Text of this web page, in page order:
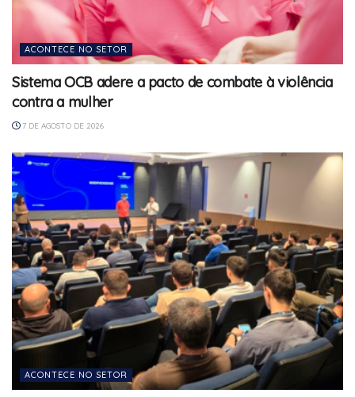
ACONTECE NO SETOR
Sistema OCB adere a pacto de combate à violência
contra a mulher
7 DE AGOSTO DE 2026
ACONTECE NO SETOR